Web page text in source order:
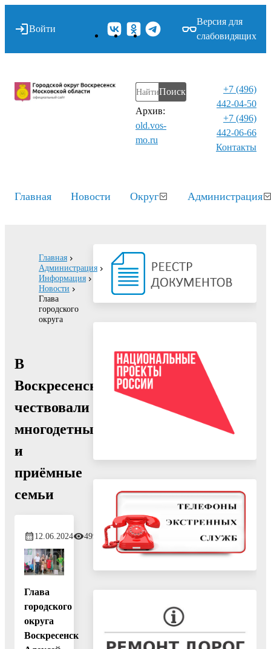
Войти
Версия для
слабовидящих
Поиск
Архив:
old.vos-
mo.ru
+7 (496)
442-04-50
+7 (496)
442-06-66
Контакты⁠
Главная Новости Округ Администрация
Главная
Администрация
Информация
Новости
Глава
городского
округа
В
Воскресенске
чествовали
многодетные
и
приёмные
семьи
12.06.2024 499
Глава
городского
округа
Воскресенск